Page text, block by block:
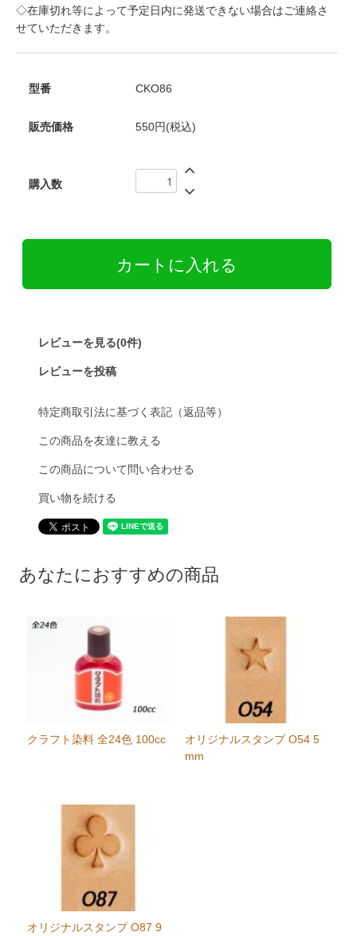
◇在庫切れ等によって予定日内に発送できない場合はご連絡さ
せていただきます。
型番 CKO86
販売価格 550円(税込)
購入数
レビューを見る(0件)
レビューを投稿
特定商取引法に基づく表記（返品等）
この商品を友達に教える
この商品について問い合わせる
買い物を続ける
あなたにおすすめの商品
クラフト染料 全24色 100cc
オリジナルスタンプ O54 5
mm
オリジナルスタンプ O87 9